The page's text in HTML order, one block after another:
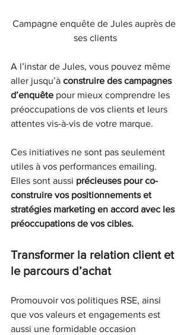
Campagne enquête de Jules auprès de
ses clients
A l’instar de Jules, vous pouvez même
aller jusqu’à construire des campagnes
d’enquête pour mieux comprendre les
préoccupations de vos clients et leurs
attentes vis-à-vis de votre marque.
Ces initiatives ne sont pas seulement
utiles à vos performances emailing.
Elles sont aussi précieuses pour co-
construire vos positionnements et
stratégies marketing en accord avec les
préoccupations de vos cibles.
Transformer la relation client et
le parcours d’achat
Promouvoir vos politiques RSE, ainsi
que vos valeurs et engagements est
aussi une formidable occasion